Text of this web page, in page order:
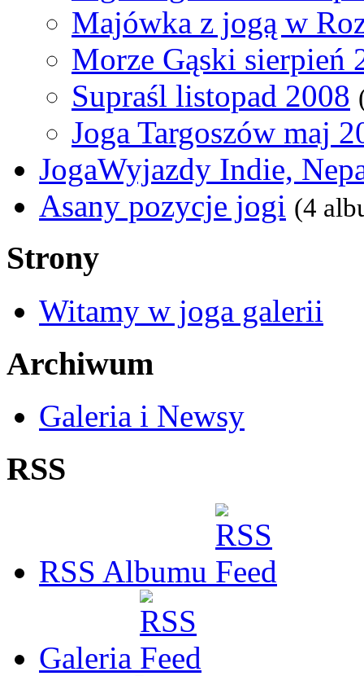
Majówka z jogą w
Morze Gąski sierpień
Supraśl listopad 2008
Joga Targoszów maj
JogaWyjazdy Indie,
Asany pozycje jogi (4
Strony
Witamy w joga galerii
Archiwum
Galeria i Newsy
RSS
RSS Albumu
Galeria